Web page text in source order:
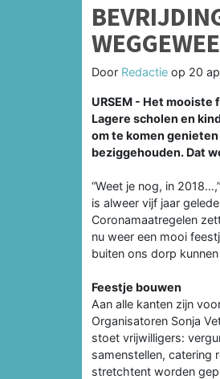
Door Redactie op 20
URSEM - Het
Lagere scholen en
om te komen
beziggehouden. Dat
“Weet je nog, in
is alweer vijf jaar
Coronamaatregelen
nu weer een mooi
buiten ons dorp
Feestje bouwen
Aan alle kanten zijn
Organisatoren Sonja
stoet vrijwilligers:
samenstellen, catering
stretchtent worden